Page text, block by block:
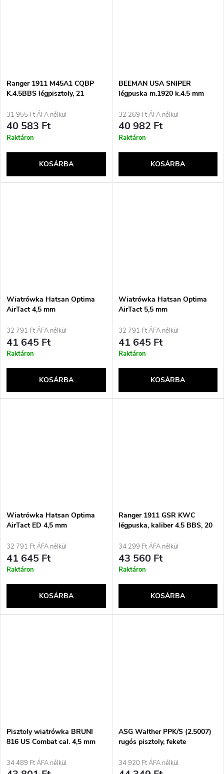
Ranger 1911 M45A1 CQBP
K.4.5BBS légpisztoly, 21
31 955 Ft ÁFA nélkül
40 583 Ft
Raktáron
KOSÁRBA
BEEMAN USA SNIPER
légpuska m.1920 k.4.5 mm
32 269 Ft ÁFA nélkül
40 982 Ft
Raktáron
KOSÁRBA
Wiatrówka Hatsan Optima
AirTact 4,5 mm
32 791 Ft ÁFA nélkül
41 645 Ft
Raktáron
KOSÁRBA
Wiatrówka Hatsan Optima
AirTact 5,5 mm
32 791 Ft ÁFA nélkül
41 645 Ft
Raktáron
KOSÁRBA
Wiatrówka Hatsan Optima
AirTact ED 4,5 mm
32 791 Ft ÁFA nélkül
41 645 Ft
Raktáron
KOSÁRBA
Ranger 1911 GSR KWC
légpuska, kaliber 4.5 BBS, 20
34 299 Ft ÁFA nélkül
43 560 Ft
Raktáron
KOSÁRBA
Pisztoly wiatrówka BRUNI
816 US Combat cal. 4,5 mm
34 489 Ft ÁFA nélkül
ASG Walther PPK/S (2.5007)
rugós pisztoly, fekete
34 920 Ft ÁFA nélkül